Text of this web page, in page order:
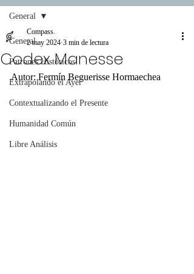
General
Patrones Históricos
Extrapolando el Ayer
Contextualizando el Presente
Humanidad Común
Libre Análisis
General
Codex Manesse
Compass.
2 may 2024 3 min de lectura
Autor: Fermín Beguerisse Hormaechea